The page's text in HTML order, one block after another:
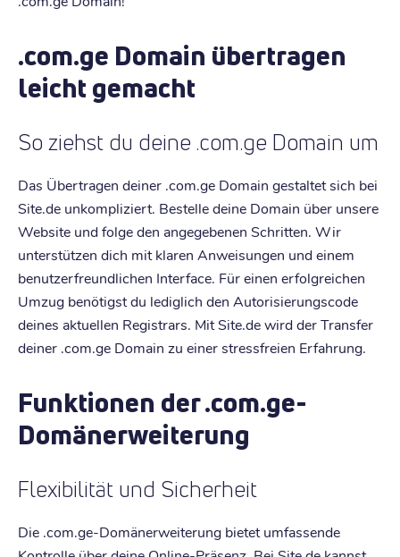
.com.ge Domain übertragen
leicht gemacht
So ziehst du deine .com.ge Domain um
Das Übertragen deiner .com.ge Domain gestaltet sich bei
Site.de unkompliziert. Bestelle deine Domain über unsere
Website und folge den angegebenen Schritten. Wir
unterstützen dich mit klaren Anweisungen und einem
benutzerfreundlichen Interface. Für einen erfolgreichen
Umzug benötigst du lediglich den Autorisierungscode
deines aktuellen Registrars. Mit Site.de wird der Transfer
deiner .com.ge Domain zu einer stressfreien Erfahrung.
Funktionen der .com.ge-
Domänerweiterung
Flexibilität und Sicherheit
Die .com.ge-Domänerweiterung bietet umfassende